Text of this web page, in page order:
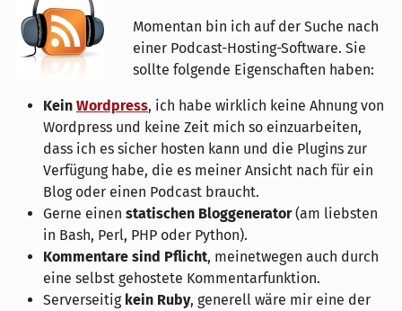
Momentan bin ich auf der Suche nach
einer Podcast-Hosting-Software. Sie
sollte folgende Eigenschaften haben:
Kein Wordpress, ich habe wirklich keine Ahnung von
Wordpress und keine Zeit mich so einzuarbeiten,
dass ich es sicher hosten kann und die Plugins zur
Verfügung habe, die es meiner Ansicht nach für ein
Blog oder einen Podcast braucht.
Gerne einen statischen Bloggenerator(am liebsten
in Bash, Perl, PHP oder Python).
Kommentare sind Pflicht, meinetwegen auch durch
eine selbst gehostete Kommentarfunktion.
Serverseitig kein Ruby, generell wäre mir eine der